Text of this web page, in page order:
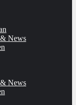
News
News